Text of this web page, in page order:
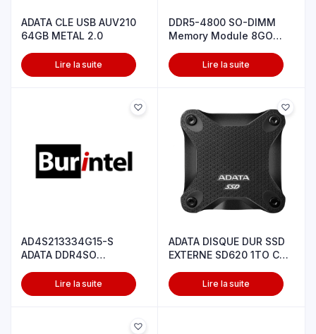
ADATA CLE USB AUV210
64GB METAL 2.0
Lire la suite
DDR5-4800 SO-DIMM
Memory Module 8GO
Lire la suite
AD4S213334G15-S
ADATA DDR4SO
Lire la suite
ADATA DISQUE DUR SSD
EXTERNE SD620 1TO C
Lire la suite